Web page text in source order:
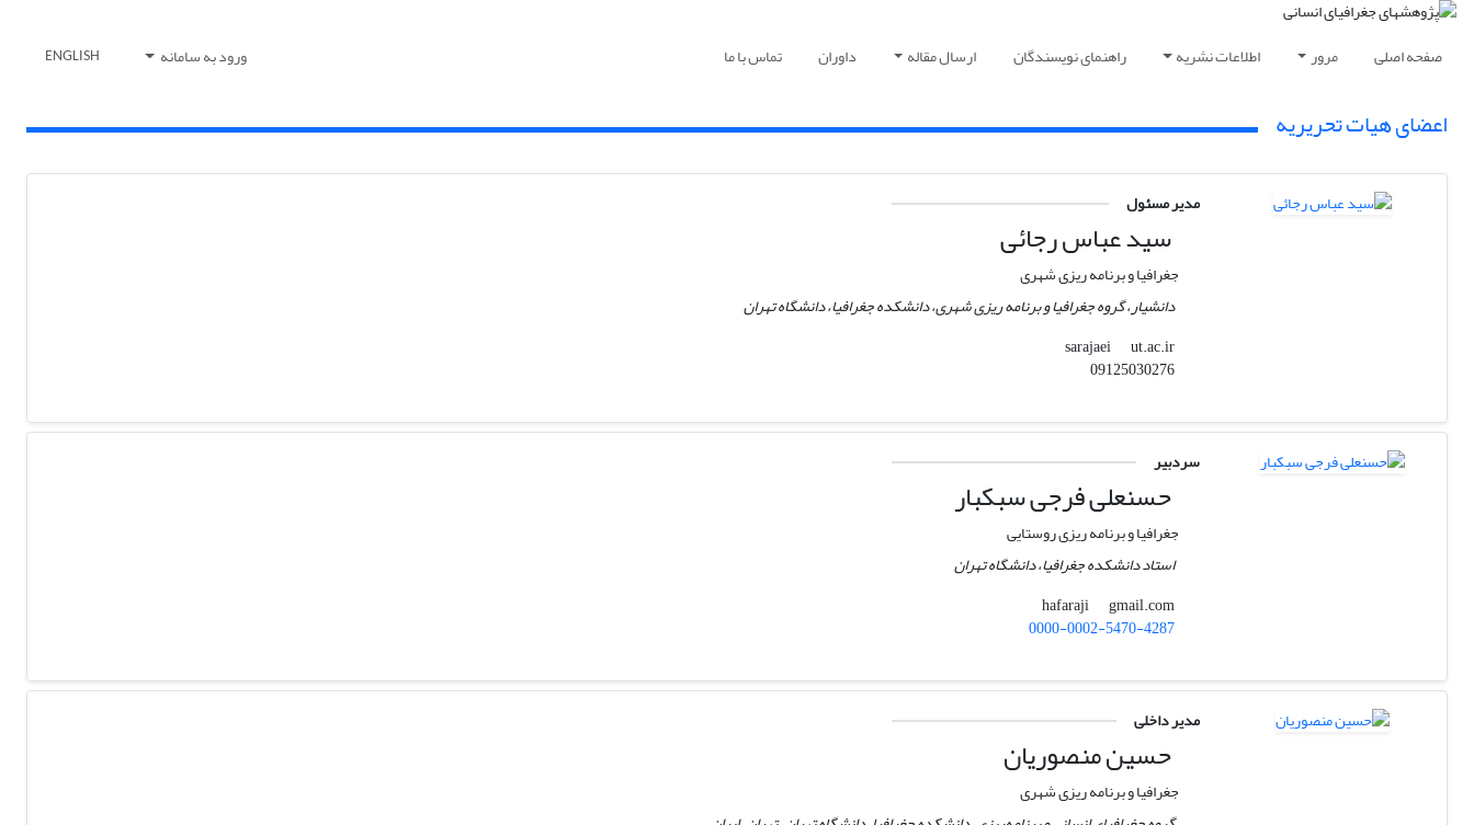
صفحه اصلی مرور اطلاعات نشریه راهنمای نویسندگان ارسال مقاله داوران تماس با ما ورود به سامانه ENGLISH
اعضای هیات تحریریه
مدیر مسئول
سید عباس رجائی
جغرافیا و برنامه ریزی شهری
دانشیار، گروه جغرافیا و برنامه ریزی شهری، دانشکده جغرافیا، دانشگاه تهران
sarajaei
ut.ac.ir
09125030276
سردبیر
حسنعلی فرجی سبکبار
جغرافیا و برنامه ریزی روستایی
استاد دانشکده جغرافیا، دانشگاه تهران
hafaraji
gmail.com
0000-0002-5470-4287
مدیر داخلی
حسین منصوریان
جغرافیا و برنامه ریزی شهری